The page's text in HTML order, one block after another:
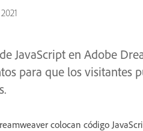
JavaScript en Adobe
para que los visitantes
colocan código